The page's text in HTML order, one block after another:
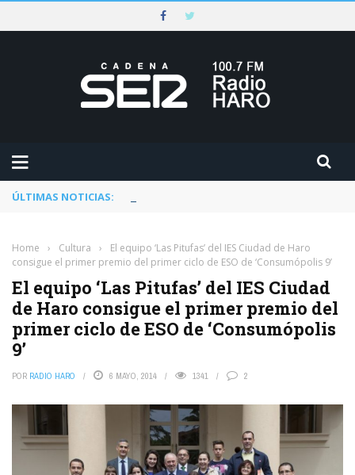
ÚLTIMAS NOTICIAS:
Home › Cultura ›
El equipo ‘Las Pitufas’ del IES Ciudad de Haro
consigue el primer premio del primer ciclo de ESO de ‘Consumópolis 9’
El equipo ‘Las Pitufas’ del IES Ciudad
de Haro consigue el primer premio del
primer ciclo de ESO de ‘Consumópolis
9’
POR RADIO HARO 6 MAYO, 2014 1341 2